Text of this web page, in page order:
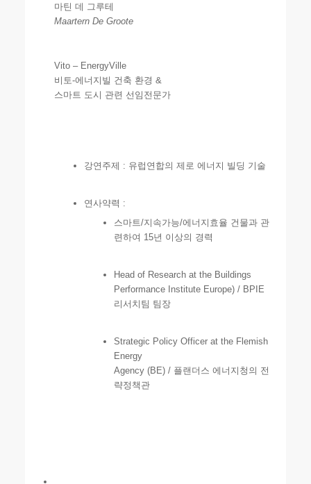
마틴 데 그루테
Maartern De Groote
Vito – EnergyVille
비토-에너지빌 건축 환경 &
스마트 도시 관련 선임전문가
강연주제 : 유럽연합의 제로 에너지 빌딩 기술
연사약력 :
스마트/지속가능/에너지효율 건물과 관
련하여 15년 이상의 경력
Head of Research at the Buildings
Performance Institute Europe) / BPIE
리서치팀 팀장
Strategic Policy Officer at the Flemish
Energy
Agency (BE) / 플랜더스 에너지청의 전
략정책관